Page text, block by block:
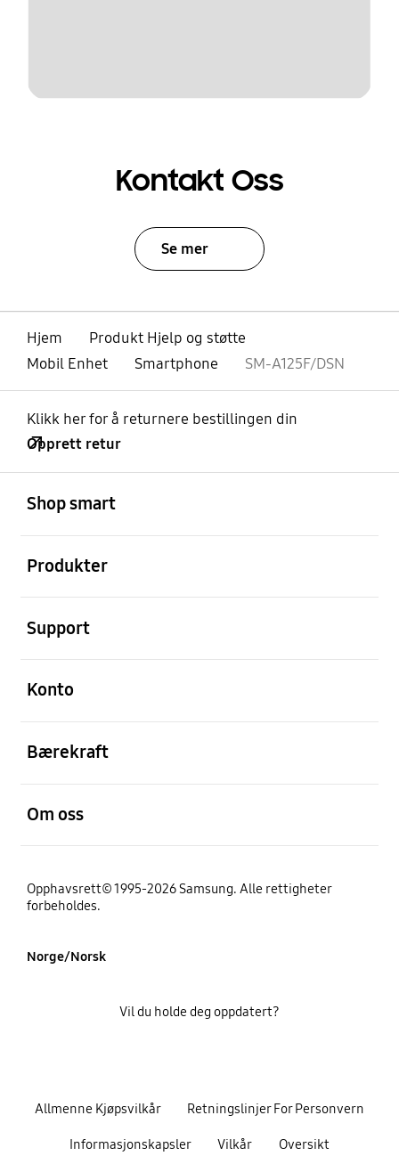
Kontakt Oss
Se mer
Hjem
Produkt Hjelp og støtte
Mobil Enhet
Smartphone SM-A125F/DSN
Klikk her for å returnere bestillingen din
Opprett retur
Shop smart
Produkter
Support
Konto
Bærekraft
Om oss
Opphavsrett© 1995-2026 Samsung. Alle rettigheter
forbeholdes.
Norge/Norsk
Allmenne Kjøpsvilkår Retningslinjer For Personvern
Informasjonskapsler Vilkår Oversikt
Vil du holde deg oppdatert?